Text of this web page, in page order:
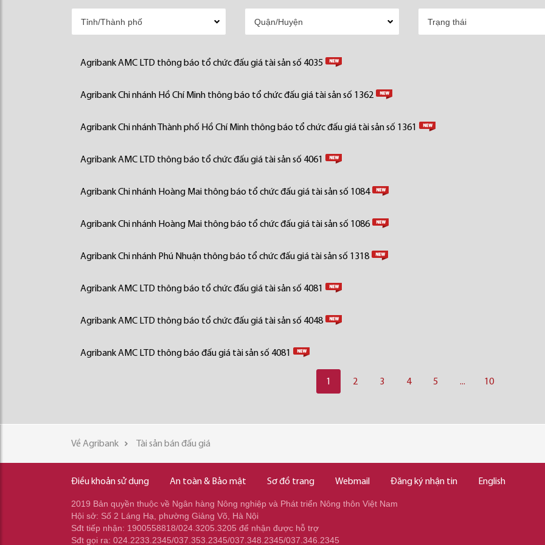
Agribank AMC LTD thông báo tổ chức đấu giá tài sản số 4035
Agribank Chi nhánh Hồ Chí Minh thông báo tổ chức đấu giá tài sản số 1362
Agribank Chi nhánh Thành phố Hồ Chí Minh thông báo tổ chức đấu giá tài sản số 1361
Agribank AMC LTD thông báo tổ chức đấu giá tài sản số 4061
Agribank Chi nhánh Hoàng Mai thông báo tổ chức đấu giá tài sản số 1084
Agribank Chi nhánh Hoàng Mai thông báo tổ chức đấu giá tài sản số 1086
Agribank Chi nhánh Phú Nhuận thông báo tổ chức đấu giá tài sản số 1318
Agribank AMC LTD thông báo tổ chức đấu giá tài sản số 4081
Agribank AMC LTD thông báo tổ chức đấu giá tài sản số 4048
Agribank AMC LTD thông báo đấu giá tài sản số 4081
1 2 3 4 5 ... 10
Về Agribank Tài sản bán đấu giá
Điều khoản sử dụng An toàn & Bảo mật Sơ đồ trang Webmail Đăng ký nhận tin English
2019 Bản quyền thuộc về Ngân hàng Nông nghiệp và Phát triển Nông thôn Việt Nam
Hội sở: Số 2 Láng Hạ, phường Giảng Võ, Hà Nội
Sđt tiếp nhận: 1900558818/024.3205.3205 để nhận được hỗ trợ
Sđt gọi ra: 024.2233.2345/037.353.2345/037.348.2345/037.346.2345